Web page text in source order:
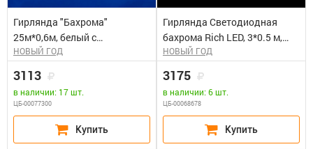
Гирлянда "Бахрома"
25м*0,6м, белый с
мерцанием, 440
светодиодов, IP44,провод
прозрачный, соединяемая,
ULD-B25006-440/TTK WHITE
НОВЫЙ ГОД
3113
в наличии: 17 шт.
ЦБ-00077300
Гирлянда Светодиодная
бахрома Rich LED, 3*0.5 м,
зеленая, мерцающая,
прозрачный провод. Блок
питания 65818, 65845
НОВЫЙ ГОД
3175
в наличии: 6 шт.
ЦБ-00068678